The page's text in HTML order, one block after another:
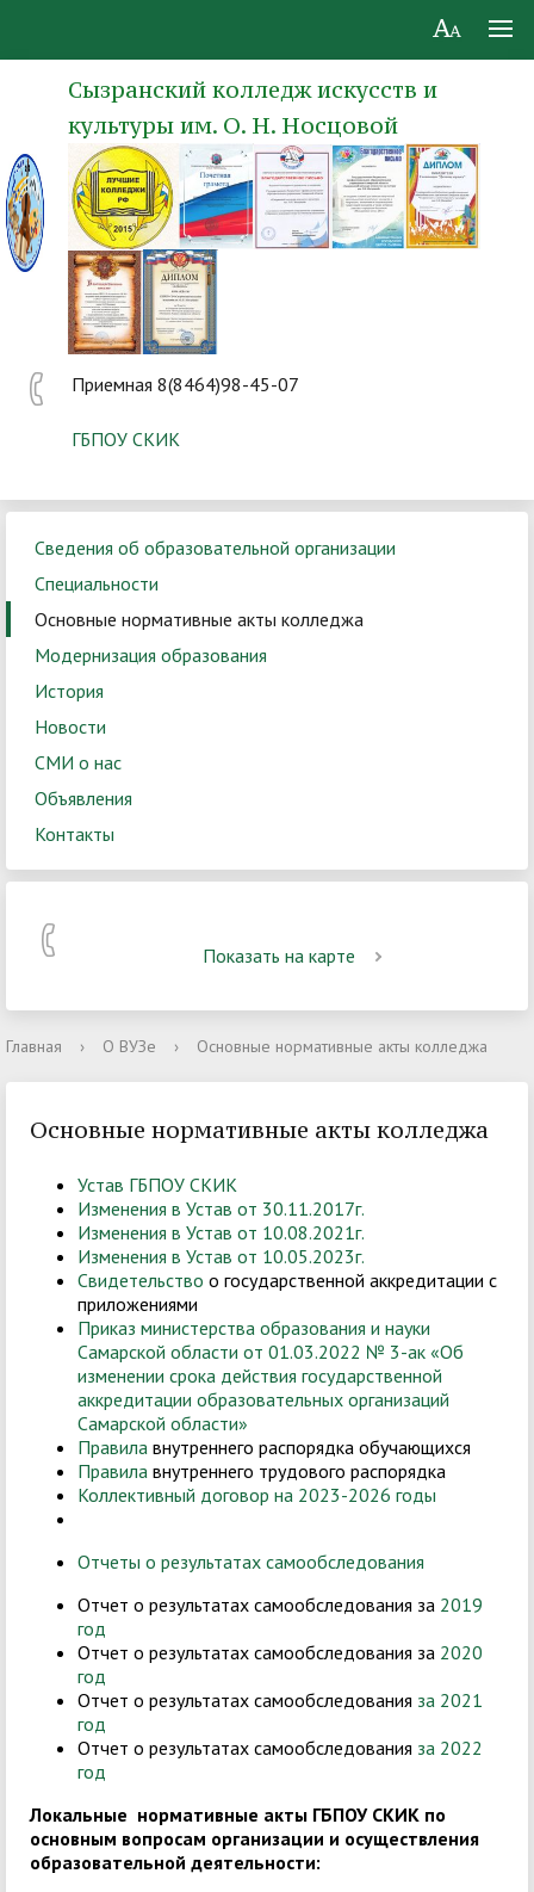
Сызранский колледж искусств и
культуры им. О. Н. Носцовой
Приемная 8(8464)98-45-07
ГБПОУ СКИК
Сведения об образовательной организации
Специальности
Основные нормативные акты колледжа
Модернизация образования
История
Новости
СМИ о нас
Объявления
Контакты
Показать на карте
Главная › О ВУЗе › Основные нормативные акты колледжа
Основные нормативные акты колледжа
Устав ГБПОУ СКИК
Изменения в Устав от 30.11.2017г.
Изменения в Устав от 10.08.2021г.
Изменения в Устав от 10.05.2023г.
Свидетельство о государственной аккредитации с
приложениями
Приказ министерства образования и науки
Самарской области от 01.03.2022 № 3-ак «Об
изменении срока действия государственной
аккредитации образовательных организаций
Самарской области»
Правила внутреннего распорядка обучающихся
Правила внутреннего трудового распорядка
Коллективный договор на 2023-2026 годы
Отчеты о результатах самообследования
Отчет о результатах самообследования за 2019
год
Отчет о результатах самообследования за 2020
год
Отчет о результатах самообследования за 2021
год
Отчет о результатах самообследования за 2022
год
Локальные нормативные акты ГБПОУ СКИК по
основным вопросам организации и осуществления
образовательной деятельности: